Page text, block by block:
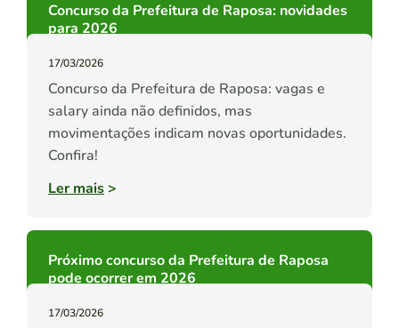
Concurso da Prefeitura de Raposa: novidades
para 2026
17/03/2026
Concurso da Prefeitura de Raposa: vagas e
salary ainda não definidos, mas
movimentações indicam novas oportunidades.
Confira!
Ler mais>
Próximo concurso da Prefeitura de Raposa
pode ocorrer em 2026
17/03/2026